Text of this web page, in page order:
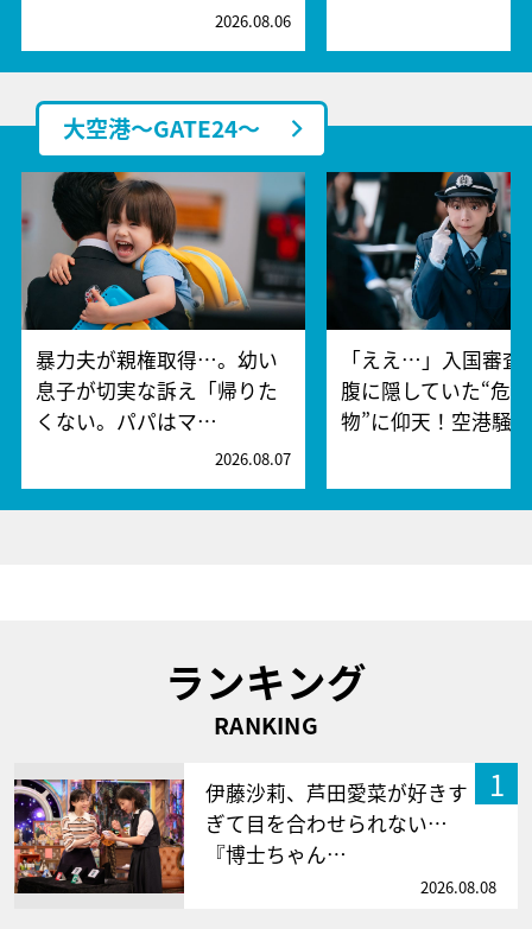
2026.08.06
大空港～GATE24～
暴力夫が親権取得…。幼い
息子が切実な訴え「帰りた
くない。パパはマ…
2026.08.07
「ええ…」入国審査
腹に隠していた“危
物”に仰天！空港騒
ランキング
RANKING
1
伊藤沙莉、芦田愛菜が好きす
ぎて目を合わせられない…
『博士ちゃん…
2026.08.08